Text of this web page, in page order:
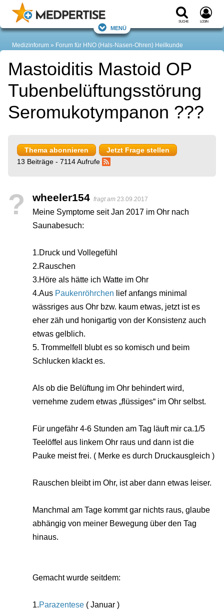
Suche Login
Menü
Medizinforum Forum für HNO (Hals-Nasen-Ohren) Heilkunde
Mastoiditis Mastoid OP
Tubenbelüftungsstörung
Seromukotympanon ???
Thema abonnieren
Jetzt Frage stellen
13 Beiträge - 7114 Aufrufe
? wheeler154 fragt am 23.09.2017
Meine Symptome seit Jan 2017 im Ohr nach
Saunabesuch:
1.Druck und Vollegefühl
2.Rauschen
3.Höre als hätte ich Watte im Ohr
4.Aus Paukenröhrchen lief anfangs minimal
wässriges aus Ohr bzw. kaum etwas, jetzt ist es
eher zäh und honigartig von der Konsistenz auch
etwas gelblich.
5. Trommelfell blubt es so komisch und beim
Schlucken klackt es.
Als ob die Belüftung im Ohr behindert wird,
vernehme zudem etwas „flüssiges“ im Ohr selbst.
Für ungefähr 4-6 Stunden am Tag läuft mir ca.1/5
Teelöffel aus linkem Ohr raus und dann ist die
Pauke meist frei. ( Merke es durch Druckausgleich )
Rauschen bleibt im Ohr, ist aber dann etwas leiser.
Manchmal am Tage kommt gar nichts raus, glaube
abhängig von meiner Bewegung über den Tag
hinaus.
Gemacht wurde seitdem:
1.Parazentese ( Januar )